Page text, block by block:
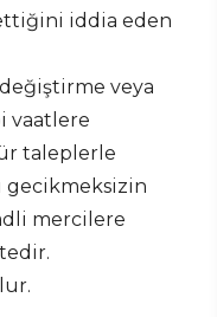
iddia eden
veya
vaatlere
taleplerle
gecikmeksizin
mercilere